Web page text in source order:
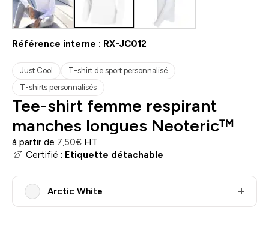
Référence interne : RX-JC012
Just Cool
T-shirt de sport personnalisé
T-shirts personnalisés
Tee-shirt femme respirant
manches longues Neoteric™
à partir de 7,50€ HT
Certifié : Etiquette détachable
Arctic White